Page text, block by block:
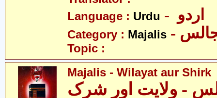
Language : Urdu
Category : Majalis
Topic :
Majalis - Wilayat aur Shirk
- ولایت اور شرک